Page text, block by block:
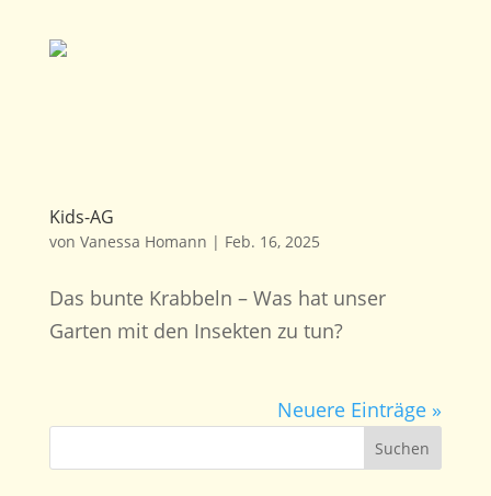
Kids-AG
von Vanessa Homann | Feb. 16, 2025
Das bunte Krabbeln – Was hat unser
Garten mit den Insekten zu tun?
Neuere Einträge »
Suchen